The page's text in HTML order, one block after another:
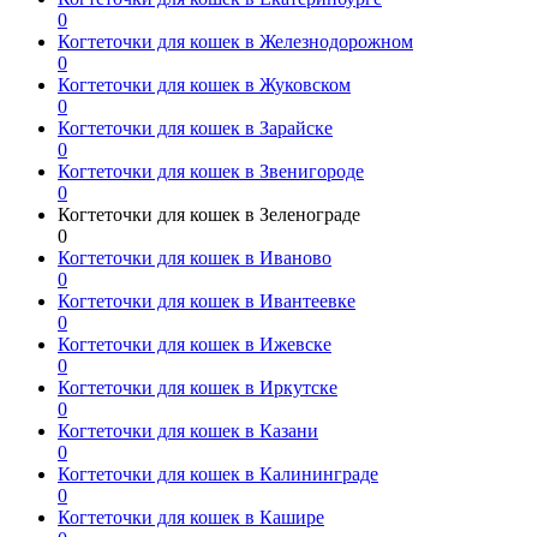
0
Когтеточки для кошек в Железнодорожном
0
Когтеточки для кошек в Жуковском
0
Когтеточки для кошек в Зарайске
0
Когтеточки для кошек в Звенигороде
0
Когтеточки для кошек в Зеленограде
0
Когтеточки для кошек в Иваново
0
Когтеточки для кошек в Ивантеевке
0
Когтеточки для кошек в Ижевске
0
Когтеточки для кошек в Иркутске
0
Когтеточки для кошек в Казани
0
Когтеточки для кошек в Калининграде
0
Когтеточки для кошек в Кашире